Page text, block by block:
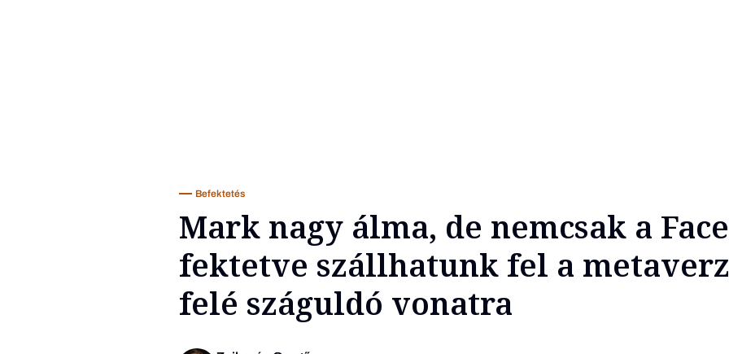
Befektetés
Mark nagy álma, de nemcsak a
fektetve szállhatunk fel a
felé száguldó vonatra